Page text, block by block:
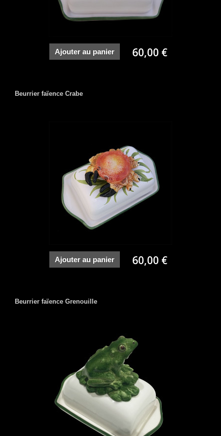
Ajouter au panier 60,00 €
Beurrier faïence Crabe
Ajouter au panier 60,00 €
Beurrier faïence Grenouille